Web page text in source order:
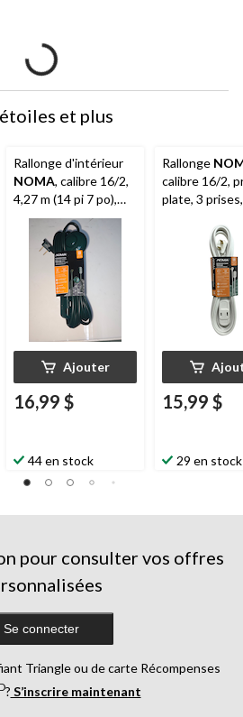
et plus
Rallonge d'intérieur
NOMA, calibre 16/2,
4,27 m (14 pi 7 po),
interrupteur
MARCHE/ARRÊT,
Ajouter
16,99 $
44 en stock
Rallonge
calibre 16/2,
plate, 3
15,99 $
29 en stock
pour consulter vos offres
Se connecter
Triangle ou de carte Récompenses
? S’inscrire maintenant